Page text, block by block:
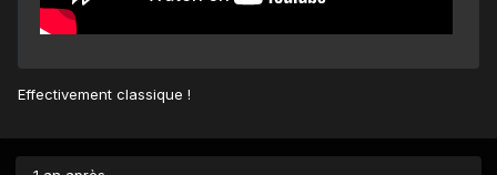
Effectivement classique !